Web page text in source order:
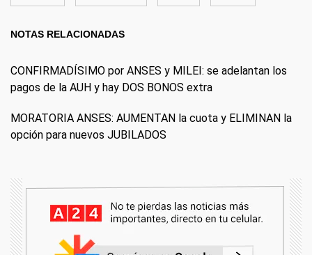
NOTAS RELACIONADAS
CONFIRMADÍSIMO por ANSES y MILEI: se adelantan los
pagos de la AUH y hay DOS BONOS extra
MORATORIA ANSES: AUMENTAN la cuota y ELIMINAN la
opción para nuevos JUBILADOS